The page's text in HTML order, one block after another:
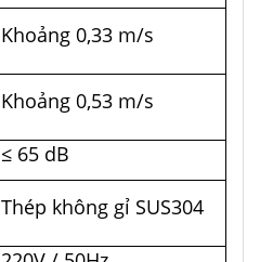
Khoảng 0,33 m/s
Khoảng 0,53 m/s
≤ 65 dB
Thép không gỉ SUS304